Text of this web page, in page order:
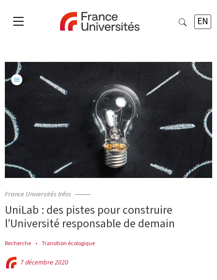
EN
France Universités Infos
UniLab : des pistes pour construire
l’Université responsable de demain
Recherche Transition écologique
7 décembre 2020